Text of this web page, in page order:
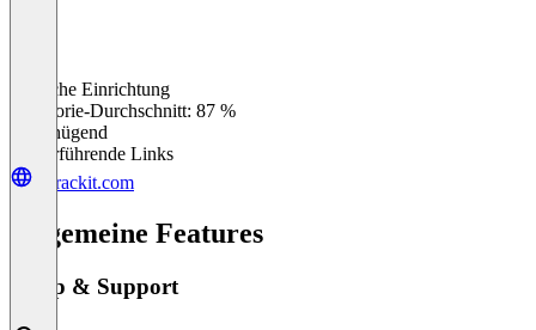
Einfache Einrichtung
Kategorie-Durchschnitt: 87 %
Ungenügend
Weiterführende Links
eztrackit.com
Allgemeine Features
Setup & Support